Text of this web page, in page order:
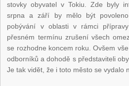
stovky obyvatel v Tokiu. Zde byly
srpna a září by mělo být povoleno
pobývání v oblasti v rámci
přesném termínu zrušení všech
se rozhodne koncem roku. Ovšem
odborníků a dohodě s představiteli
Je tak vidět, že i toto město se vydalo